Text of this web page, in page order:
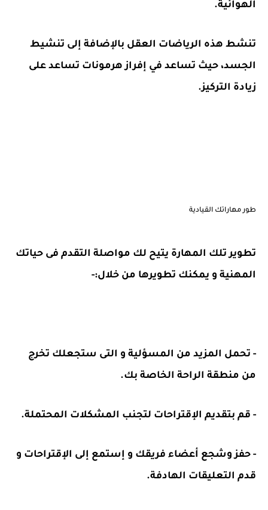
الهوائية.
تنشط هذه الرياضات العقل بالإضافة إلى تنشيط
الجسد، حيث تساعد في إفراز هرمونات تساعد على
زيادة التركيز.
طور مهاراتك القيادية
تطوير تلك المهارة يتيح لك مواصلة التقدم فى حياتك
المهنية و يمكنك تطويرها من خلال:-
- تحمل المزيد من المسؤلية و التى ستجعلك تخرج
من منطقة الراحة الخاصة بك.
- قم بتقديم الإقتراحات لتجنب المشكلات المحتملة.
- حفز وشجع أعضاء فريقك و إستمع إلى الإقتراحات و
قدم التعليقات الهادفة.